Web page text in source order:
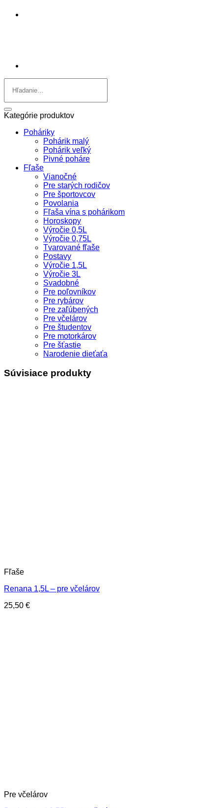
Kategórie produktov
Poháriky
Pohárik malý
Pohárik veľký
Pivné poháre
Fľaše
Vianočné
Pre starých rodičov
Pre športovcov
Povolania
Fľaša vína s pohárikom
Horoskopy
Výročie 0,5L
Výročie 0,75L
Tvarované fľaše
Postavy
Výročie 1,5L
Výročie 3L
Svadobné
Pre poľovníkov
Pre rybárov
Pre zaľúbených
Pre včelárov
Pre študentov
Pre motorkárov
Pre šťastie
Narodenie dieťaťa
Súvisiace produkty
Fľaše
Renana 1,5L – pre včelárov
25,50 €
Pre včelárov